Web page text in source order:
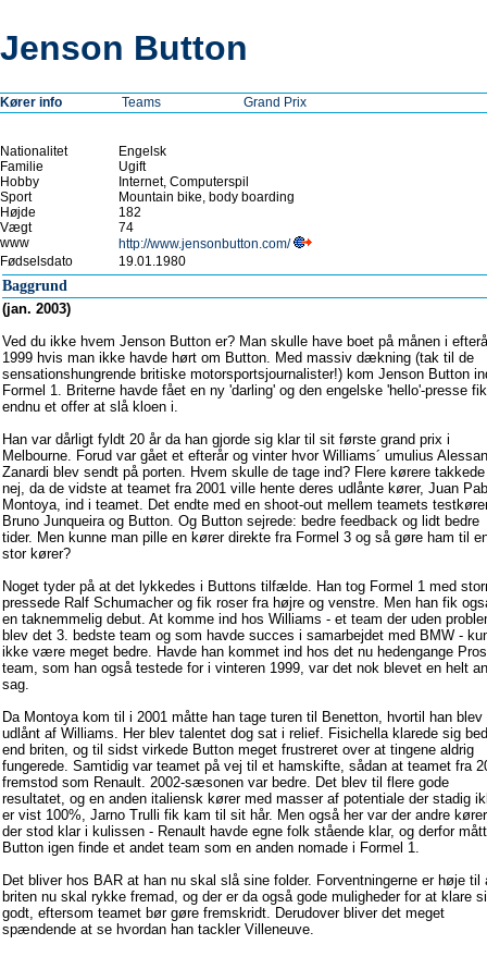
Jenson Button
Kører info Teams Grand Prix
Nationalitet
Engelsk
Familie
Ugift
Hobby
Internet, Computerspil
Sport
Mountain bike, body boarding
Højde
182
Vægt
74
www
http://www.jensonbutton.com/
Fødselsdato
19.01.1980
Baggrund
(jan. 2003)
Ved du ikke hvem Jenson Button er? Man skulle have boet på månen i
1999 hvis man ikke havde hørt om Button. Med massiv dækning (tak til de
sensationshungrende britiske motorsportsjournalister!) kom Jenson Button
Formel 1. Briterne havde fået en ny 'darling' og den engelske 'hello'-presse fik
endnu et offer at slå kloen i.
Han var dårligt fyldt 20 år da han gjorde sig klar til sit første grand prix i
Melbourne. Forud var gået et efterår og vinter hvor Williams´ umulius
Zanardi blev sendt på porten. Hvem skulle de tage ind? Flere kørere takkede
nej, da de vidste at teamet fra 2001 ville hente deres udlånte kører, Juan
Montoya, ind i teamet. Det endte med en shoot-out mellem teamets
Bruno Junqueira og Button. Og Button sejrede: bedre feedback og lidt bedre
tider. Men kunne man pille en kører direkte fra Formel 3 og så gøre ham til
stor kører?
Noget tyder på at det lykkedes i Buttons tilfælde. Han tog Formel 1 med
pressede Ralf Schumacher og fik roser fra højre og venstre. Men han fik
en taknemmelig debut. At komme ind hos Williams - et team der uden
blev det 3. bedste team og som havde succes i samarbejdet med BMW -
ikke være meget bedre. Havde han kommet ind hos det nu hedengange
team, som han også testede for i vinteren 1999, var det nok blevet en helt
sag.
Da Montoya kom til i 2001 måtte han tage turen til Benetton, hvortil han blev
udlånt af Williams. Her blev talentet dog sat i relief. Fisichella klarede sig
end briten, og til sidst virkede Button meget frustreret over at tingene aldrig
fungerede. Samtidig var teamet på vej til et hamskifte, sådan at teamet fra
fremstod som Renault. 2002-sæsonen var bedre. Det blev til flere gode
resultatet, og en anden italiensk kører med masser af potentiale der stadig
er vist 100%, Jarno Trulli fik kam til sit hår. Men også her var der andre
der stod klar i kulissen - Renault havde egne folk stående klar, og derfor
Button igen finde et andet team som en anden nomade i Formel 1.
Det bliver hos BAR at han nu skal slå sine folder. Forventningerne er høje til
briten nu skal rykke fremad, og der er da også gode muligheder for at klare
godt, eftersom teamet bør gøre fremskridt. Derudover bliver det meget
spændende at se hvordan han tackler Villeneuve.